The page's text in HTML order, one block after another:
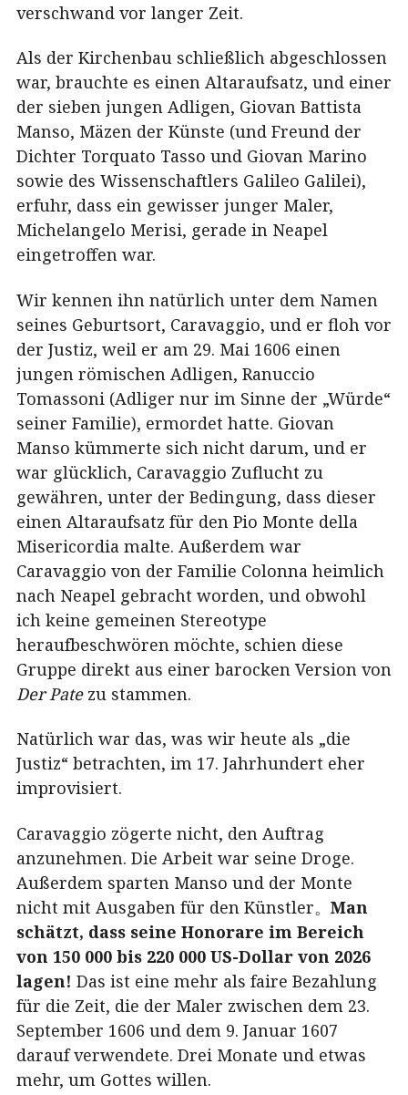
verschwand vor langer Zeit.
Als der Kirchenbau schließlich abgeschlossen
war, brauchte es einen Altaraufsatz, und einer
der sieben jungen Adligen, Giovan Battista
Manso, Mäzen der Künste (und Freund der
Dichter Torquato Tasso und Giovan Marino
sowie des Wissenschaftlers Galileo Galilei),
erfuhr, dass ein gewisser junger Maler,
Michelangelo Merisi, gerade in Neapel
eingetroffen war.
Wir kennen ihn natürlich unter dem Namen
seines Geburtsort, Caravaggio, und er floh vor
der Justiz, weil er am 29. Mai 1606 einen
jungen römischen Adligen, Ranuccio
Tomassoni (Adliger nur im Sinne der „Würde“
seiner Familie), ermordet hatte. Giovan
Manso kümmerte sich nicht darum, und er
war glücklich, Caravaggio Zuflucht zu
gewähren, unter der Bedingung, dass dieser
einen Altaraufsatz für den Pio Monte della
Misericordia malte. Außerdem war
Caravaggio von der Familie Colonna heimlich
nach Neapel gebracht worden, und obwohl
ich keine gemeinen Stereotype
heraufbeschwören möchte, schien diese
Gruppe direkt aus einer barocken Version von
Der Patezu stammen.
Natürlich war das, was wir heute als „die
Justiz“ betrachten, im 17. Jahrhundert eher
improvisiert.
Caravaggio zögerte nicht, den Auftrag
anzunehmen. Die Arbeit war seine Droge.
Außerdem sparten Manso und der Monte
nicht mit Ausgaben für den Künstler。 Man
schätzt, dass seine Honorare im Bereich
von 150 000 bis 220 000 US-Dollar von 2026
lagen! Das ist eine mehr als faire Bezahlung
für die Zeit, die der Maler zwischen dem 23.
September 1606 und dem 9. Januar 1607
darauf verwendete. Drei Monate und etwas
mehr, um Gottes willen.